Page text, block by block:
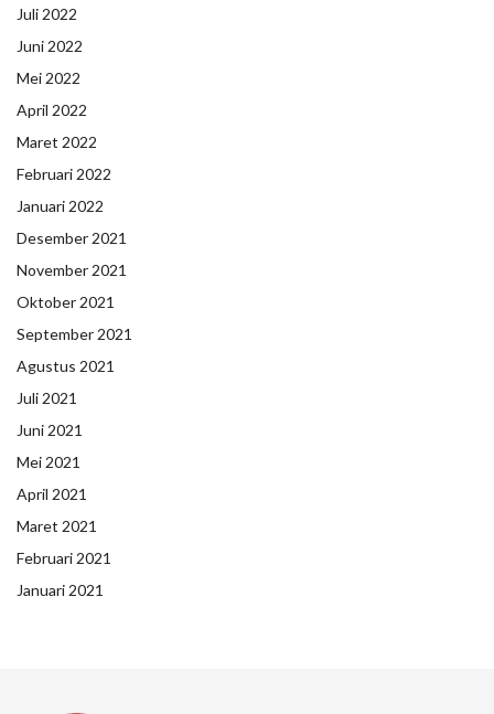
Juli 2022
Juni 2022
Mei 2022
April 2022
Maret 2022
Februari 2022
Januari 2022
Desember 2021
November 2021
Oktober 2021
September 2021
Agustus 2021
Juli 2021
Juni 2021
Mei 2021
April 2021
Maret 2021
Februari 2021
Januari 2021